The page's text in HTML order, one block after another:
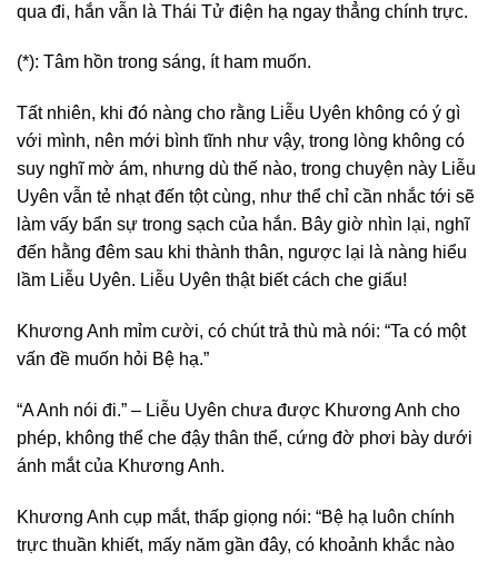
qua đi, hắn vẫn là Thái Tử điện hạ ngay thẳng chính trực.
(*): Tâm hồn trong sáng, ít ham muốn.
Tất nhiên, khi đó nàng cho rằng Liễu Uyên không có ý gì
với mình, nên mới bình tĩnh như vậy, trong lòng không có
suy nghĩ mờ ám, nhưng dù thế nào, trong chuyện này Liễu
Uyên vẫn tẻ nhạt đến tột cùng, như thể chỉ cần nhắc tới sẽ
làm vấy bẩn sự trong sạch của hắn. Bây giờ nhìn lại, nghĩ
đến hằng đêm sau khi thành thân, ngược lại là nàng hiểu
lầm Liễu Uyên. Liễu Uyên thật biết cách che giấu!
Khương Anh mỉm cười, có chút trả thù mà nói: “Ta có một
vấn đề muốn hỏi Bệ hạ.”
“A Anh nói đi.” – Liễu Uyên chưa được Khương Anh cho
phép, không thể che đậy thân thể, cứng đờ phơi bày dưới
ánh mắt của Khương Anh.
Khương Anh cụp mắt, thấp giọng nói: “Bệ hạ luôn chính
trực thuần khiết, mấy năm gần đây, có khoảnh khắc nào